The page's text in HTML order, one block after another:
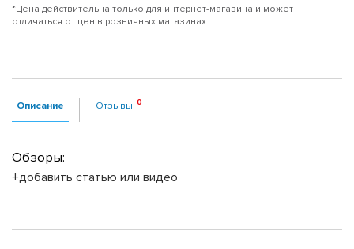
*Цена действительна только для интернет-магазина и может
отличаться от цен в розничных магазинах
Описание Отзывы
Обзоры:
+добавить статью или видео